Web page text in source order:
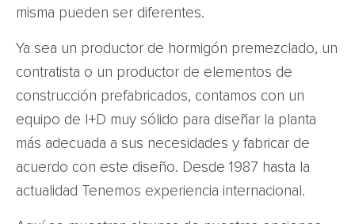
misma pueden ser diferentes.
Ya sea un productor de hormigón premezclado, un
contratista o un productor de elementos de
construcción prefabricados, contamos con un
equipo de I+D muy sólido para diseñar la planta
más adecuada a sus necesidades y fabricar de
acuerdo con este diseño. Desde 1987 hasta la
actualidad Tenemos experiencia internacional.